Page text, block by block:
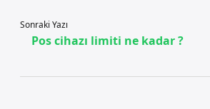
Sonraki Yazı
Pos cihazı limiti ne kadar ?